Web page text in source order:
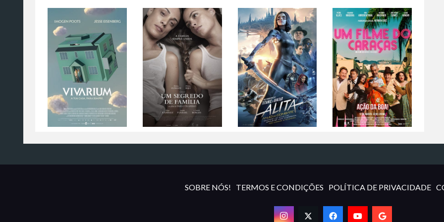
SOBRE NÓS! TERMOS E CONDIÇÕES POLÍTICA DE PRIVACIDADE